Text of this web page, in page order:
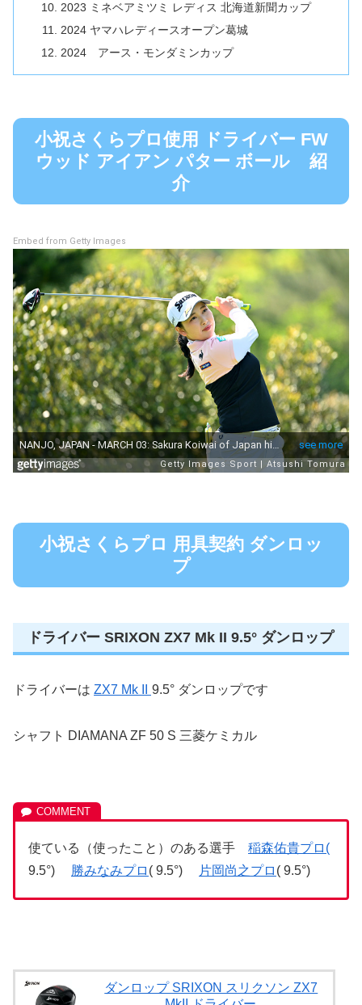
2023 ミネベアミツミ レディス 北海道新聞カップ
2024 ヤマハレディースオープン葛城
2024 アース・モンダミンカップ
小祝さくらプロ使用 ドライバー FW
ウッド アイアン パター ボール 紹
介
Embed from Getty Images
小祝さくらプロ 用具契約 ダンロッ
プ
ドライバー SRIXON ZX7 Mk II 9.5° ダンロップ
ドライバーは ZX7 Mk II 9.5° ダンロップです
シャフト DIAMANA ZF 50 S 三菱ケミカル
使ている（使ったこと）のある選手 稲森佑貴プロ(
9.5°) 勝みなみプロ ( 9.5°) 片岡尚之プロ ( 9.5°)
ダンロップ SRIXON スリクソン ZX7